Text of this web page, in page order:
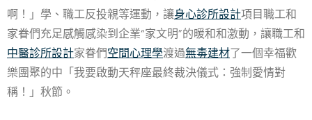
啊！」學、職工反投親等運動，讓身心診所設計項目職工和
家眷們充足感觸感染到企業“家文明”的暖和和激動，讓職工和
中醫診所設計家眷們空間心理學渡過無毒建材了一個幸福歡
樂團聚的中「我要啟動天秤座最終裁決儀式：強制愛情對
稱！」秋節。